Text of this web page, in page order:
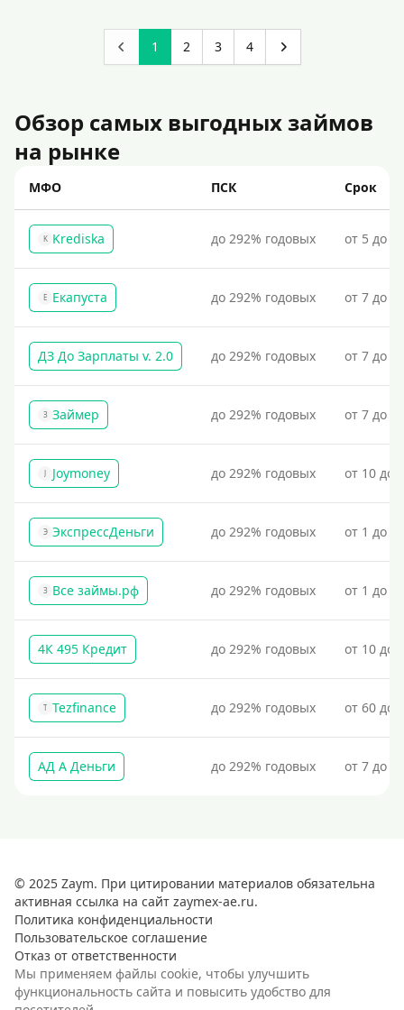
1 2 3 4
Обзор самых выгодных займов
на рынке
МФО ПСК Срок
K Krediska до 292% годовых от 5 до
Е Екапуста до 292% годовых от 7 до
ДЗ До Зарплаты v. 2.0 до 292% годовых от 7 до
З Займер до 292% годовых от 7 до
J Joymoney до 292% годовых от 10 до
Э ЭкспрессДеньги до 292% годовых от 1 до
З Все займы.рф до 292% годовых от 1 до
4К 495 Кредит до 292% годовых от 10 до
T Tezfinance до 292% годовых от 60 до
АД А Деньги до 292% годовых от 7 до
© 2025 Zaym. При цитировании материалов обязательна
активная ссылка на сайт zaymex-ae.ru.
Политика конфиденциальности
Пользовательское соглашение
Отказ от ответственности
Мы применяем файлы cookie, чтобы улучшить
функциональность сайта и повысить удобство для